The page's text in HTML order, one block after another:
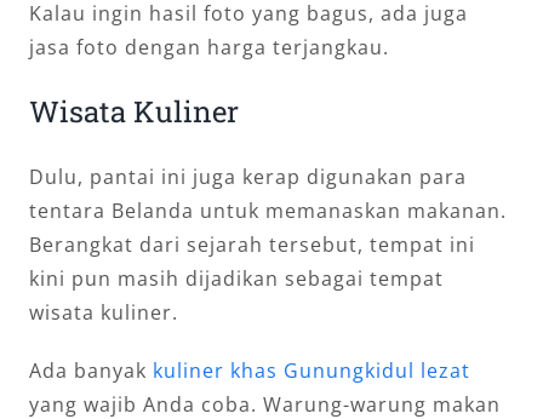
Kalau ingin hasil foto yang bagus, ada juga
jasa foto dengan harga terjangkau.
Wisata Kuliner
Dulu, pantai ini juga kerap digunakan para
tentara Belanda untuk memanaskan makanan.
Berangkat dari sejarah tersebut, tempat ini
kini pun masih dijadikan sebagai tempat
wisata kuliner.
Ada banyak kuliner khas Gunungkidul lezat
yang wajib Anda coba. Warung-warung makan